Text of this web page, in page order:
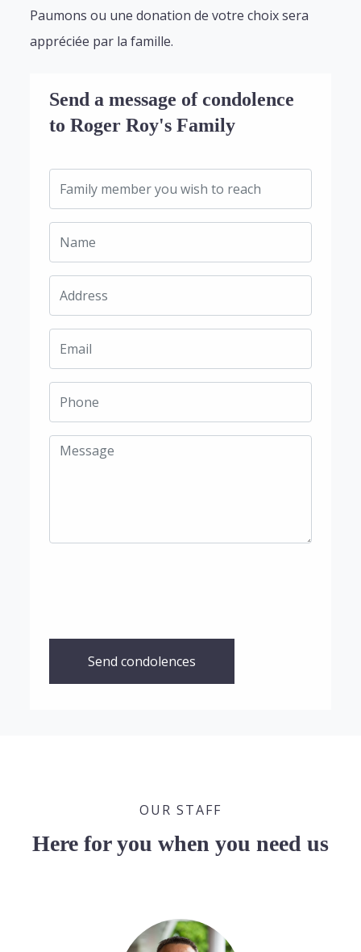
Paumons ou une donation de votre choix sera
appréciée par la famille.
Send a message of condolence
to Roger Roy's Family
Send condolences
OUR STAFF
Here for you when you need us